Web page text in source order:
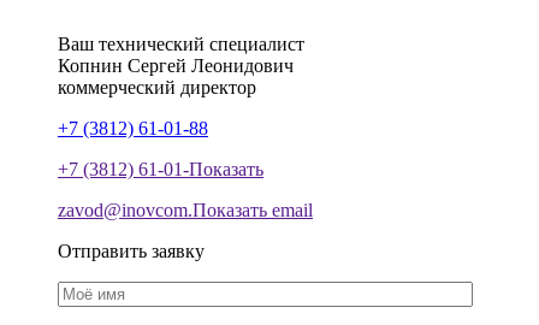
Ваш технический специалист
Копнин Сергей Леонидович
коммерческий директор
+7 (3812) 61-01-88
+7 (3812) 61-01-Показать
zavod@inovcom.Показать email
Отправить заявку